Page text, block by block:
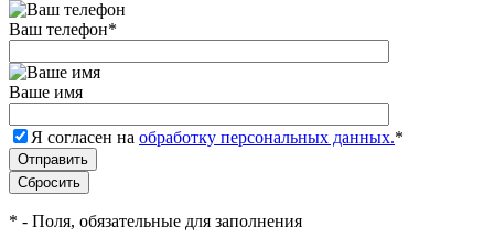
Ваш телефон*
Ваше имя
Я согласен на обработку персональных данных.*
* - Поля, обязательные для заполнения